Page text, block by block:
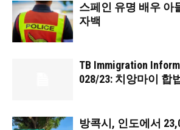
스페인 유명 배우 아
자백
TB Immigration
028/23: 치앙마이 합
방콕시, 인도에서